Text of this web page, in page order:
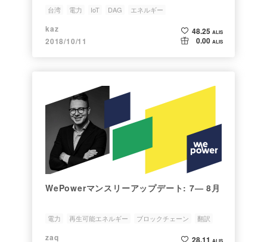
たな事業を展開するそうですよ
台湾 電力 IoT DAG エネルギー
kaz
2018/10/11
48.25 ALIS
0.00 ALIS
WePowerマンスリーアップデート: 7— 8月
電力 再生可能エネルギー ブロックチェーン
翻訳
zaq 28.11 ALIS